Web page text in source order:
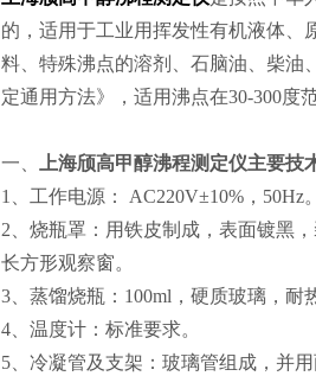
的，适用于工业用挥发性有机液体、
料、特殊沸点的溶剂、石脑油、柴油
定通用方法》，适用沸点在30-300度
一、 上海颀高甲醇沸程测定仪主要技
1、工作电源： AC220V±10%，50Hz。
2、烧瓶罩：用铁皮制成，表面镀黑
长方形观察窗。
3、蒸馏烧瓶：100ml，硬质玻璃，耐
4、温度计：标准要求。
5、冷凝管及支架：玻璃管组成，并用